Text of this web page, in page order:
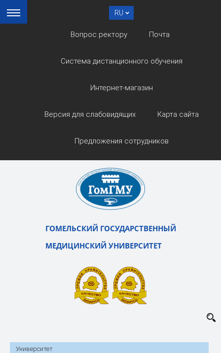
RU
Вопрос ректору Почта
Система дистанционного обучения
Интернет-магазин
Версия для слабовидящих Карта сайта
Предложения сотрудников
ГОМЕЛЬСКИЙ ГОСУДАРСТВЕННЫЙ
МЕДИЦИНСКИЙ УНИВЕРСИТЕТ
Университет